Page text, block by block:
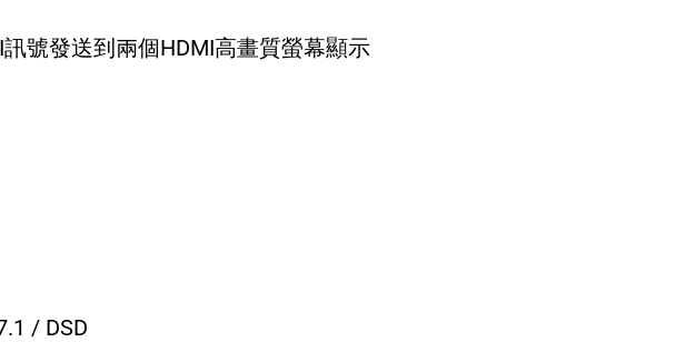
號發送到兩個HDMI高畫質螢幕顯示
/ DSD